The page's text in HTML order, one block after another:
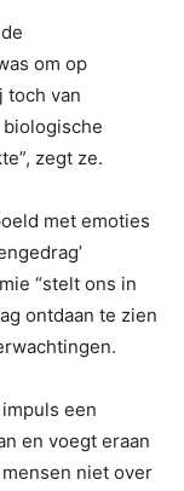
om op
toch van
zegt ze.
met emoties
“stelt ons in
ontdaan te zien
een
en voegt eraan
niet over